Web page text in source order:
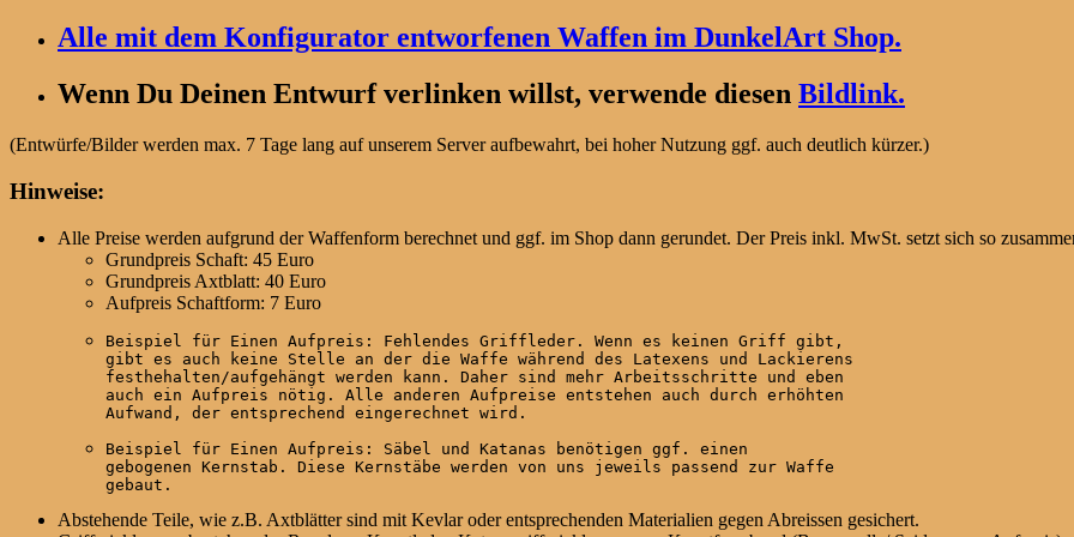
Alle mit dem Konfigurator entworfenen Waffen im DunkelArt Shop.
Wenn Du Deinen Entwurf verlinken willst, verwende diesen Bildlink.
(Entwürfe/Bilder werden max. 7 Tage lang auf unserem Server aufbewahrt, bei hoher Nutzung ggf. auch deutlich kürzer.)
Hinweise:
Alle Preise werden aufgrund der Waffenform berechnet und ggf. im Shop dann gerundet. Der Preis inkl. MwSt. setzt sich so
Grundpreis Schaft: 45 Euro
Grundpreis Axtblatt: 40 Euro
Aufpreis Schaftform: 7 Euro
Beispiel für Einen Aufpreis: Fehlendes Griffleder. Wenn es keinen Griff gibt,
gibt es auch keine Stelle an der die Waffe während des Latexens und Lackierens
festhehalten/aufgehängt werden kann. Daher sind mehr Arbeitsschritte und eben
auch ein Aufpreis nötig. Alle anderen Aufpreise entstehen auch durch erhöhten
Aufwand, der entsprechend eingerechnet wird.
Beispiel für Einen Aufpreis: Säbel und Katanas benötigen ggf. einen
gebogenen Kernstab. Diese Kernstäbe werden von uns jeweils passend zur Waffe
gebaut.
Abstehende Teile, wie z.B. Axtblätter sind mit Kevlar oder entsprechenden Materialien gegen Abreissen gesichert.